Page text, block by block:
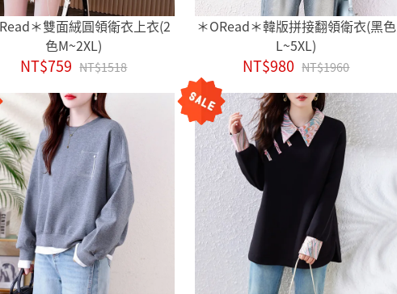
＊雙面絨圓領衛衣上衣(2
色M~2XL)
NT$759 NT$1518
＊ORead＊韓版拼接翻領衛衣(黑色
L~5XL)
NT$980 NT$1960